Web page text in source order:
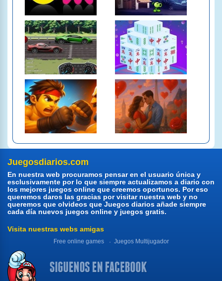
Juegosdiarios.com
En nuestra web procuramos pensar en el usuario única y
esclusivamente por lo que siempre actualizamos a diario con
los mejores juegos online que creemos oportunos. Por eso
queremos daros las gracias por visitar nuestra web y no
queremos que olvideos que Juegos diarios añade siempre
cada día nuevos juegos online y juegos gratis.
Visita nuestras webs amigas
Free online games Juegos Multijugador